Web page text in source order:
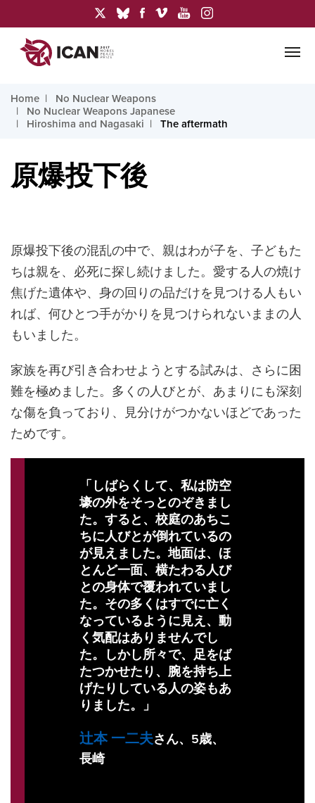
Home
No Nuclear Weapons
No Nuclear Weapons Japanese
Hiroshima and Nagasaki
The aftermath
原爆投下後
原爆投下後の混乱の中で、親はわが子を、子どもた
ちは親を、必死に探し続けました。愛する人の焼け
焦げた遺体や、身の回りの品だけを見つける人もい
れば、何ひとつ手がかりを見つけられないままの人
もいました。
家族を再び引き合わせようとする試みは、さらに困
難を極めました。多くの人びとが、あまりにも深刻
な傷を負っており、見分けがつかないほどであった
ためです。
「しばらくして、私は防空
壕の外をそっとのぞきまし
た。すると、校庭のあちこ
ちに人びとが倒れているの
が見えました。地面は、ほ
とんど一面、横たわる人び
との身体で覆われていまし
た。その多くはすでに亡く
なっているように見え、動
く気配はありませんでし
た。しかし所々で、足をば
たつかせたり、腕を持ち上
げたりしている人の姿もあ
りました。」
辻本 一二夫さん、5歳、
長崎